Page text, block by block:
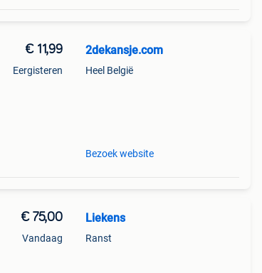
€ 11,99
Eergisteren
2dekansje.com
Heel België
Bezoek website
€ 75,00
Vandaag
Liekens
Ranst